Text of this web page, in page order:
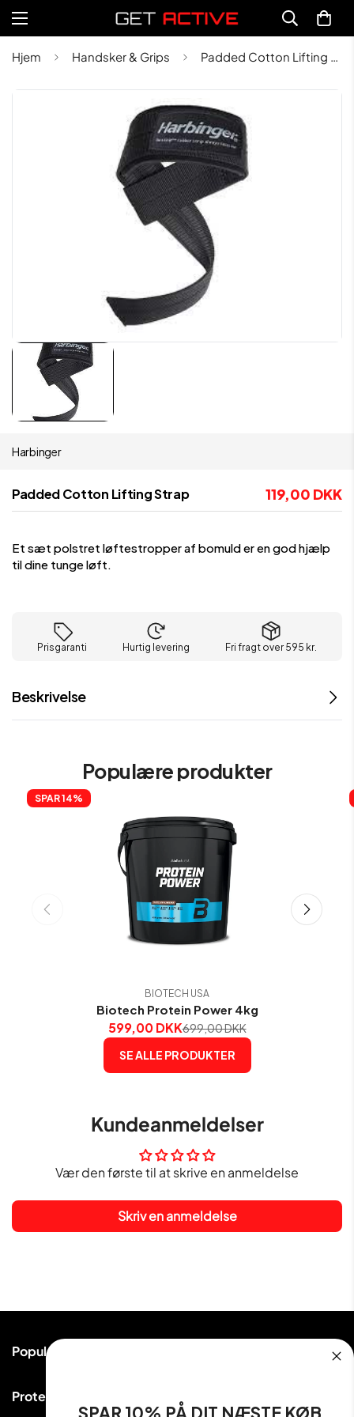
Hjem Handsker & Grips Padded Cotton Lifting Strap
Harbinger
Padded Cotton Lifting Strap 119,00 DKK
Et sæt polstret løftestropper af bomuld er en god hjælp
til dine tunge løft.
Prisgaranti Hurtig levering Fri fragt over 595 kr.
Beskrivelse
Populære produkter
SPAR 14%
BIOTECH USA
Biotech Protein Power 4kg
599,00 DKK699,00 DKK
SE ALLE PRODUKTER
Kundeanmeldelser
Vær den første til at skrive en anmeldelse
Skriv en anmeldelse
Proteinudsalg ApS
Populære kategorier
Håndvægte & Vægte